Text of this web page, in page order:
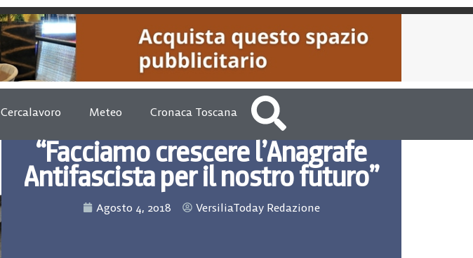
Cercalavoro Meteo Cronaca Toscana
“Facciamo crescere l’Anagrafe
Antifascista per il nostro futuro”
Agosto 4, 2018 VersiliaToday Redazione